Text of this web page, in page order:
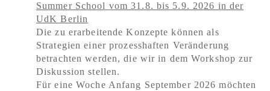
Summer School vom 31.8. bis 5.9. 2026 in der
UdK Berlin
Die zu erarbeitende Konzepte können als
Strategien einer prozesshaften Veränderung
betrachten werden, die wir in dem Workshop zur
Diskussion stellen.
Für eine Woche Anfang September 2026 möchten